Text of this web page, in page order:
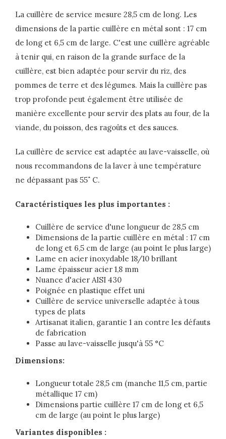
La cuillère de service mesure 28,5 cm de long. Les
dimensions de la partie cuillère en métal sont : 17 cm
de long et 6,5 cm de large. C'est une cuillère agréable
à tenir qui, en raison de la grande surface de la
cuillère, est bien adaptée pour servir du riz, des
pommes de terre et des légumes. Mais la cuillère pas
trop profonde peut également être utilisée de
manière excellente pour servir des plats au four, de la
viande, du poisson, des ragoûts et des sauces.
La cuillère de service est adaptée au lave-vaisselle, où
nous recommandons de la laver à une température
ne dépassant pas 55˚ C.
Caractéristiques les plus importantes :
Cuillère de service d'une longueur de 28,5 cm
Dimensions de la partie cuillère en métal : 17 cm
de long et 6,5 cm de large (au point le plus large)
Lame en acier inoxydable 18/10 brillant
Lame épaisseur acier 1,8 mm
Nuance d'acier AISI 430
Poignée en plastique effet uni
Cuillère de service universelle adaptée à tous
types de plats
Artisanat italien, garantie 1 an contre les défauts
de fabrication
Passe au lave-vaisselle jusqu'à 55 °C
Dimensions:
Longueur totale 28,5 cm (manche 11,5 cm, partie
métallique 17 cm)
Dimensions partie cuillère 17 cm de long et 6,5
cm de large (au point le plus large)
Variantes disponibles :